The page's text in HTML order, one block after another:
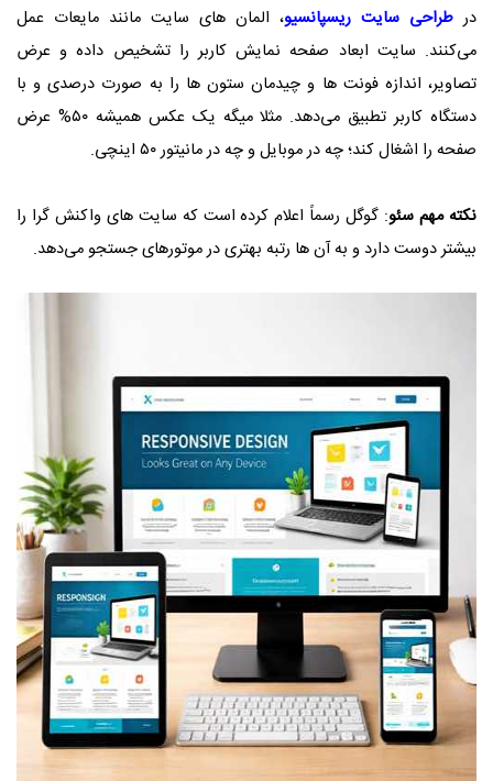
در طراحی سایت ریسپانسیو، المان ‌های سایت مانند مایعات عمل
می‌کنند. سایت ابعاد صفحه نمایش کاربر را تشخیص داده و عرض
تصاویر، اندازه فونت ‌ها و چیدمان ستون ‌ها را به صورت درصدی و با
دستگاه کاربر تطبیق می‌دهد. مثلا میگه یک عکس همیشه ۵۰% عرض
صفحه را اشغال کند؛ چه در موبایل و چه در مانیتور ۵۰ اینچی.
نکته مهم سئو: گوگل رسماً اعلام کرده است که سایت‌ های واکنش گرا را
بیشتر دوست دارد و به آن ‌ها رتبه بهتری در موتورهای جستجو می‌دهد.